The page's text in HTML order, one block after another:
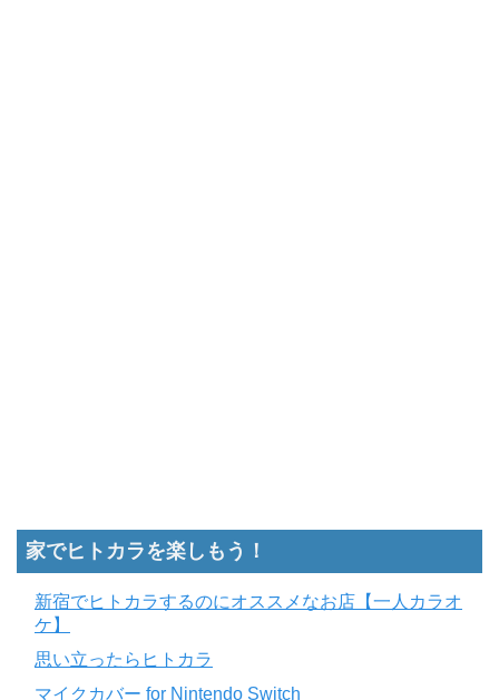
家でヒトカラを楽しもう！
新宿でヒトカラするのにオススメなお店【一人カラオ
ケ】
思い立ったらヒトカラ
マイクカバー for Nintendo Switch